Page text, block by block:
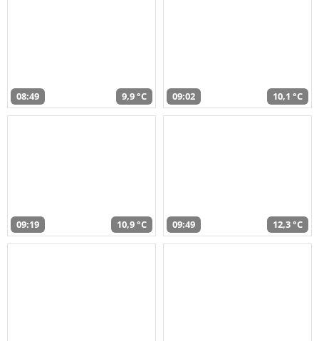
08:49 9,9 °C 09:02 10,1 °C
09:19 10,9 °C 09:49 12,3 °C